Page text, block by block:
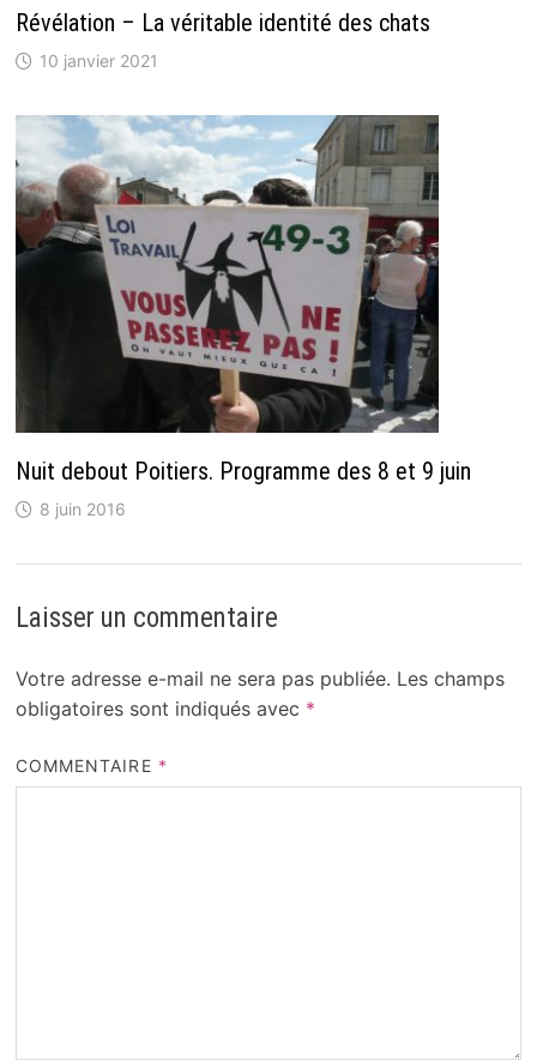
Révélation – La véritable identité des chats
10 janvier 2021
Nuit debout Poitiers. Programme des 8 et 9 juin
8 juin 2016
Laisser un commentaire
Votre adresse e-mail ne sera pas publiée. Les champs
obligatoires sont indiqués avec *
COMMENTAIRE *